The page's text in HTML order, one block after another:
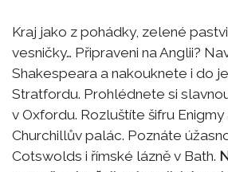
Kraj jako z pohádky, zelené
vesničky… Připraveni na Anglii?
Shakespeara a nakouknete i do
Stratfordu. Prohlédnete si
v Oxfordu. Rozluštíte šifru
Churchillův palác. Poznáte
Cotswolds i římské lázně v Bath.